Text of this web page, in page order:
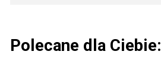
Polecane dla Ciebie: